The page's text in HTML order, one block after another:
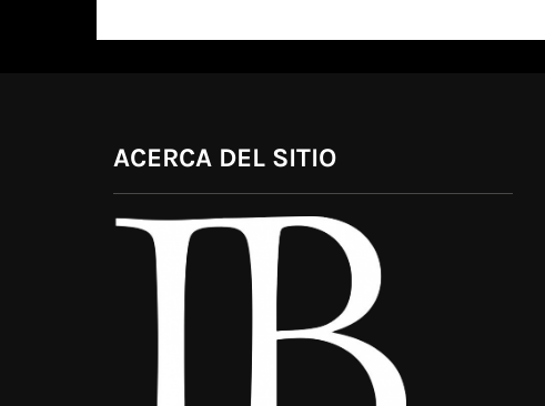
ACERCA DEL SITIO